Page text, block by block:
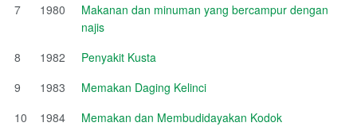
7
1980
Makanan dan minuman yang bercampur dengan
najis
8
1982
Penyakit Kusta
9
1983
Memakan Daging Kelinci
10
1984
Memakan dan Membudidayakan Kodok